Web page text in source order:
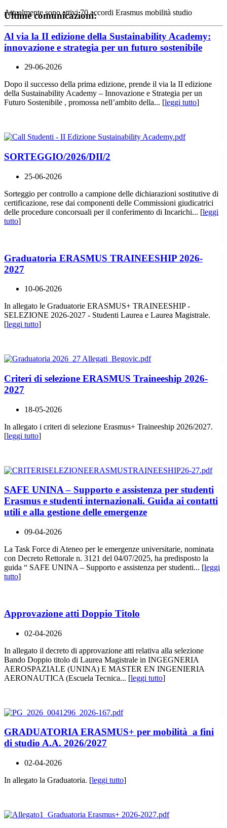
Attualmente sono attivi 70 accordi Erasmus mobilità studio
Ultime comunicazioni:
Al via la II edizione della Sustainability Academy:
innovazione e strategia per un futuro sostenibile
29-06-2026
Dopo il successo della prima edizione, prende il via la II edizione
della Sustainability Academy – Innovazione e Strategia per un
Futuro Sostenibile , promossa nell’ambito della... [leggi tutto]
SORTEGGIO/2026/DII/2
25-06-2026
Sorteggio per controllo a campione delle dichiarazioni sostitutive di
certificazione, rese dai componenti delle Commissioni giudicatrici
delle procedure concorsuali per il conferimento di Incarichi... [leggi
tutto]
Graduatoria ERASMUS TRAINEESHIP 2026-
2027
10-06-2026
In allegato le Graduatorie ERASMUS+ TRAINEESHIP -
SELEZIONE 2026-2027 - Studenti Laurea e Laurea Magistrale.
[leggi tutto]
Criteri di selezione ERASMUS Traineeship 2026-
2027
18-05-2026
In allegato i criteri di selezione Erasmus+ Traineeship 2026/2027.
[leggi tutto]
SAFE UNINA – Supporto e assistenza per studenti
Erasmus e studenti internazionali. Guida ai contatti
utili e alla gestione delle emergenze
09-04-2026
La Task Force di Ateneo per le emergenze universitarie, nominata
con Decreto Rettorale n. 3121 del 04/07/2025, ha predisposto la
guida “ SAFE UNINA – Supporto e assistenza per studenti... [leggi
tutto]
Approvazione atti Doppio Titolo
02-04-2026
In allegato il decreto di approvazione atti relativa alla selezione
Bando Doppio titolo di Laurea Magistrale in INGEGNERIA
AEROSPAZIALE (UNINA) E MASTER EN INGENIERIA
AERONAUTICA (Escuela Tecnica... [leggi tutto]
GRADUATORIA ERASMUS+ per mobilità a fini
di studio A.A. 2026/2027
02-04-2026
In allegato la Graduatoria. [leggi tutto]